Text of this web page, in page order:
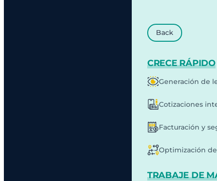
Back
CRECE RÁPIDO
Generación de
Cotizaciones
Facturación y
Optimización
TRABAJE DE